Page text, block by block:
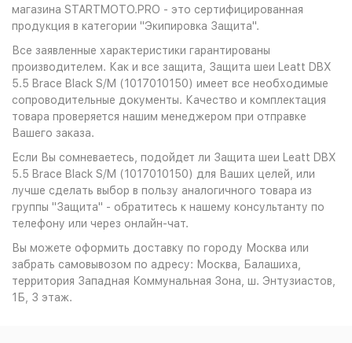
магазина STARTMOTO.PRO - это сертифицированная
продукция в категории "Экипировка Защита".
Все заявленные характеристики гарантированы
производителем. Как и все защита, Защита шеи Leatt DBX
5.5 Brace Black S/M (1017010150) имеет все необходимые
сопроводительные документы. Качество и комплектация
товара проверяется нашим менеджером при отправке
Вашего заказа.
Если Вы сомневаетесь, подойдет ли Защита шеи Leatt DBX
5.5 Brace Black S/M (1017010150) для Ваших целей, или
лучше сделать выбор в пользу аналогичного товара из
группы "Защита" - обратитесь к нашему консультанту по
телефону или через онлайн-чат.
Вы можете оформить доставку по городу Москва или
забрать самовывозом по адресу: Москва, Балашиха,
территория Западная Коммунальная Зона, ш. Энтузиастов,
1Б, 3 этаж.